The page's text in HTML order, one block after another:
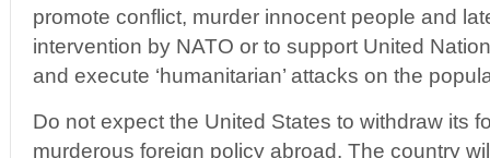
promote conflict, murder innocent people and
intervention by NATO or to support United
and execute ‘humanitarian’ attacks on the
Do not expect the United States to withdraw its
murderous foreign policy abroad. The country